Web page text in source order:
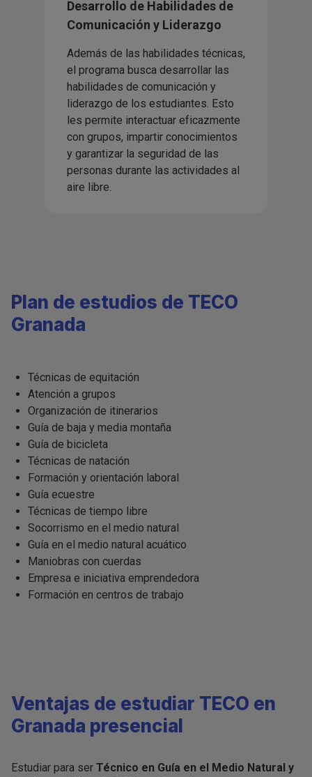
Desarrollo de Habilidades de
Comunicación y Liderazgo
Además de las habilidades técnicas,
el programa busca desarrollar las
habilidades de comunicación y
liderazgo de los estudiantes. Esto
les permite interactuar eficazmente
con grupos, impartir conocimientos
y garantizar la seguridad de las
personas durante las actividades al
aire libre.
Plan de estudios de TECO
Granada
Técnicas de equitación
Atención a grupos
Organización de itinerarios
Guía de baja y media montaña
Guía de bicicleta
Técnicas de natación
Formación y orientación laboral
Guía ecuestre
Técnicas de tiempo libre
Socorrismo en el medio natural
Guía en el medio natural acuático
Maniobras con cuerdas
Empresa e iniciativa emprendedora
Formación en centros de trabajo
Ventajas de estudiar TECO en
Granada presencial
Estudiar para ser Técnico en Guía en el Medio Natural y